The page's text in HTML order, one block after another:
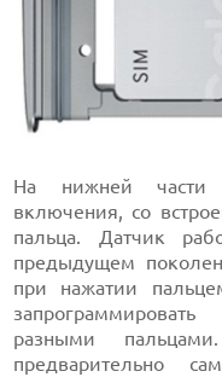
На нижней части
включения, со
пальца. Датчик
предыдущем
при нажатии
разными
предварительно